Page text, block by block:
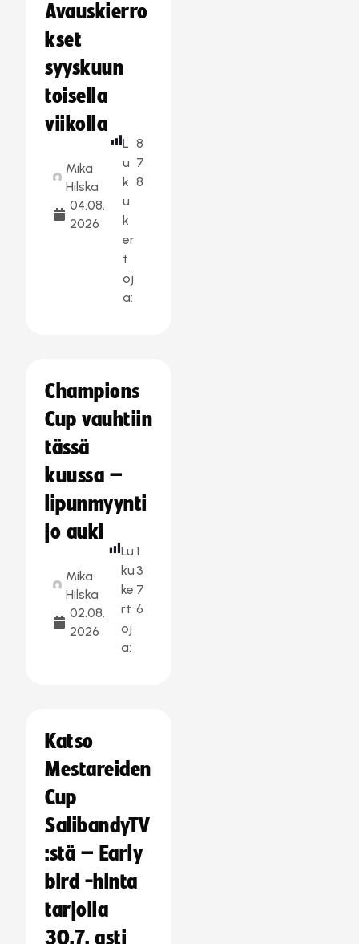
Avauskierro
kset
syyskuun
toisella
viikolla
Mika
Hilska
04.08.
2026
L
u
k
u
k
er
t
oj
a:
8
7
8
Champions
Cup vauhtiin
tässä
kuussa –
lipunmyynti
jo auki
Mika
Hilska
02.08.
2026
Lu
ku
ke
rt
oj
a:
1
3
7
6
Katso
Mestareiden
Cup
SalibandyTV
:stä – Early
bird -hinta
tarjolla
30.7. asti